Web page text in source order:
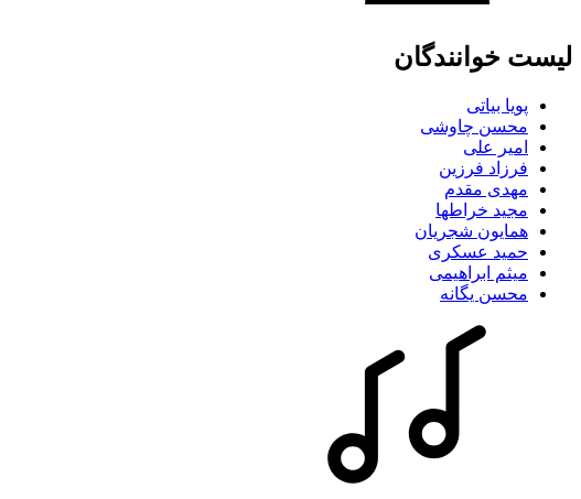
لیست خوانندگان
پویا بیاتی
محسن چاوشی
امیر علی
فرزاد فرزین
مهدی مقدم
مجید خراطها
همایون شجریان
حمید عسکری
میثم ابراهیمی
محسن یگانه